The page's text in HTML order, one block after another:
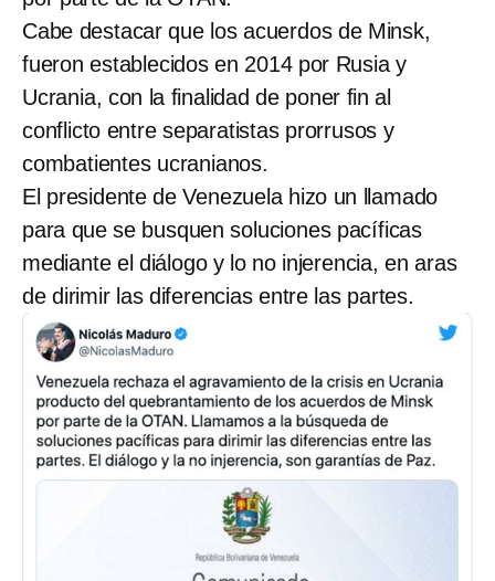
Cabe destacar que los acuerdos de Minsk,
fueron establecidos en 2014 por Rusia y
Ucrania, con la finalidad de poner fin al
conflicto entre separatistas prorrusos y
combatientes ucranianos.
El presidente de Venezuela hizo un llamado
para que se busquen soluciones pacíficas
mediante el diálogo y lo no injerencia, en aras
de dirimir las diferencias entre las partes.